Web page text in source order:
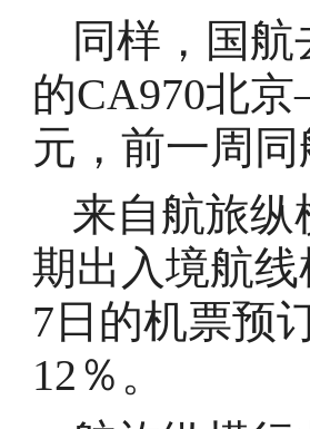
同样，国
的CA970北
元，前一周
来自航旅纵
期出入境航
7日的机票预
12％。